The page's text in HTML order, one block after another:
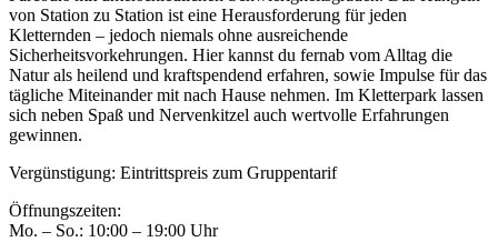
von Station zu Station ist eine Herausforderung für jeden
Kletternden – jedoch niemals ohne ausreichende
Sicherheitsvorkehrungen. Hier kannst du fernab vom Alltag die
Natur als heilend und kraftspendend erfahren, sowie Impulse für das
tägliche Miteinander mit nach Hause nehmen. Im Kletterpark lassen
sich neben Spaß und Nervenkitzel auch wertvolle Erfahrungen
gewinnen.
Vergünstigung: Eintrittspreis zum Gruppentarif
Öffnungszeiten:
Mo. – So.: 10:00 – 19:00 Uhr